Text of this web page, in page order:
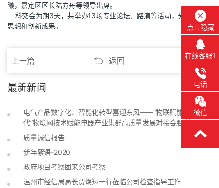
曦，嘉定区区长陆方舟等领导出席。
科交会为期3天，共举办13场专业论坛、路演等活动，分享前沿
思想和创新成果。
上一篇 返回 下一篇
最新新闻
电气产品数字化、智能化转型喜迎东风——“物联赋能 数字迭
代”物联网技术赋能电器产业集群高质量发展对接会胜利召开
质量诚信报告
新年絮语-2020
政府项目考察团来公司考察
温州市经信局局长贾焕翔一行莅临公司检查指导工作
点击隐藏
在线客服1
电话
微信